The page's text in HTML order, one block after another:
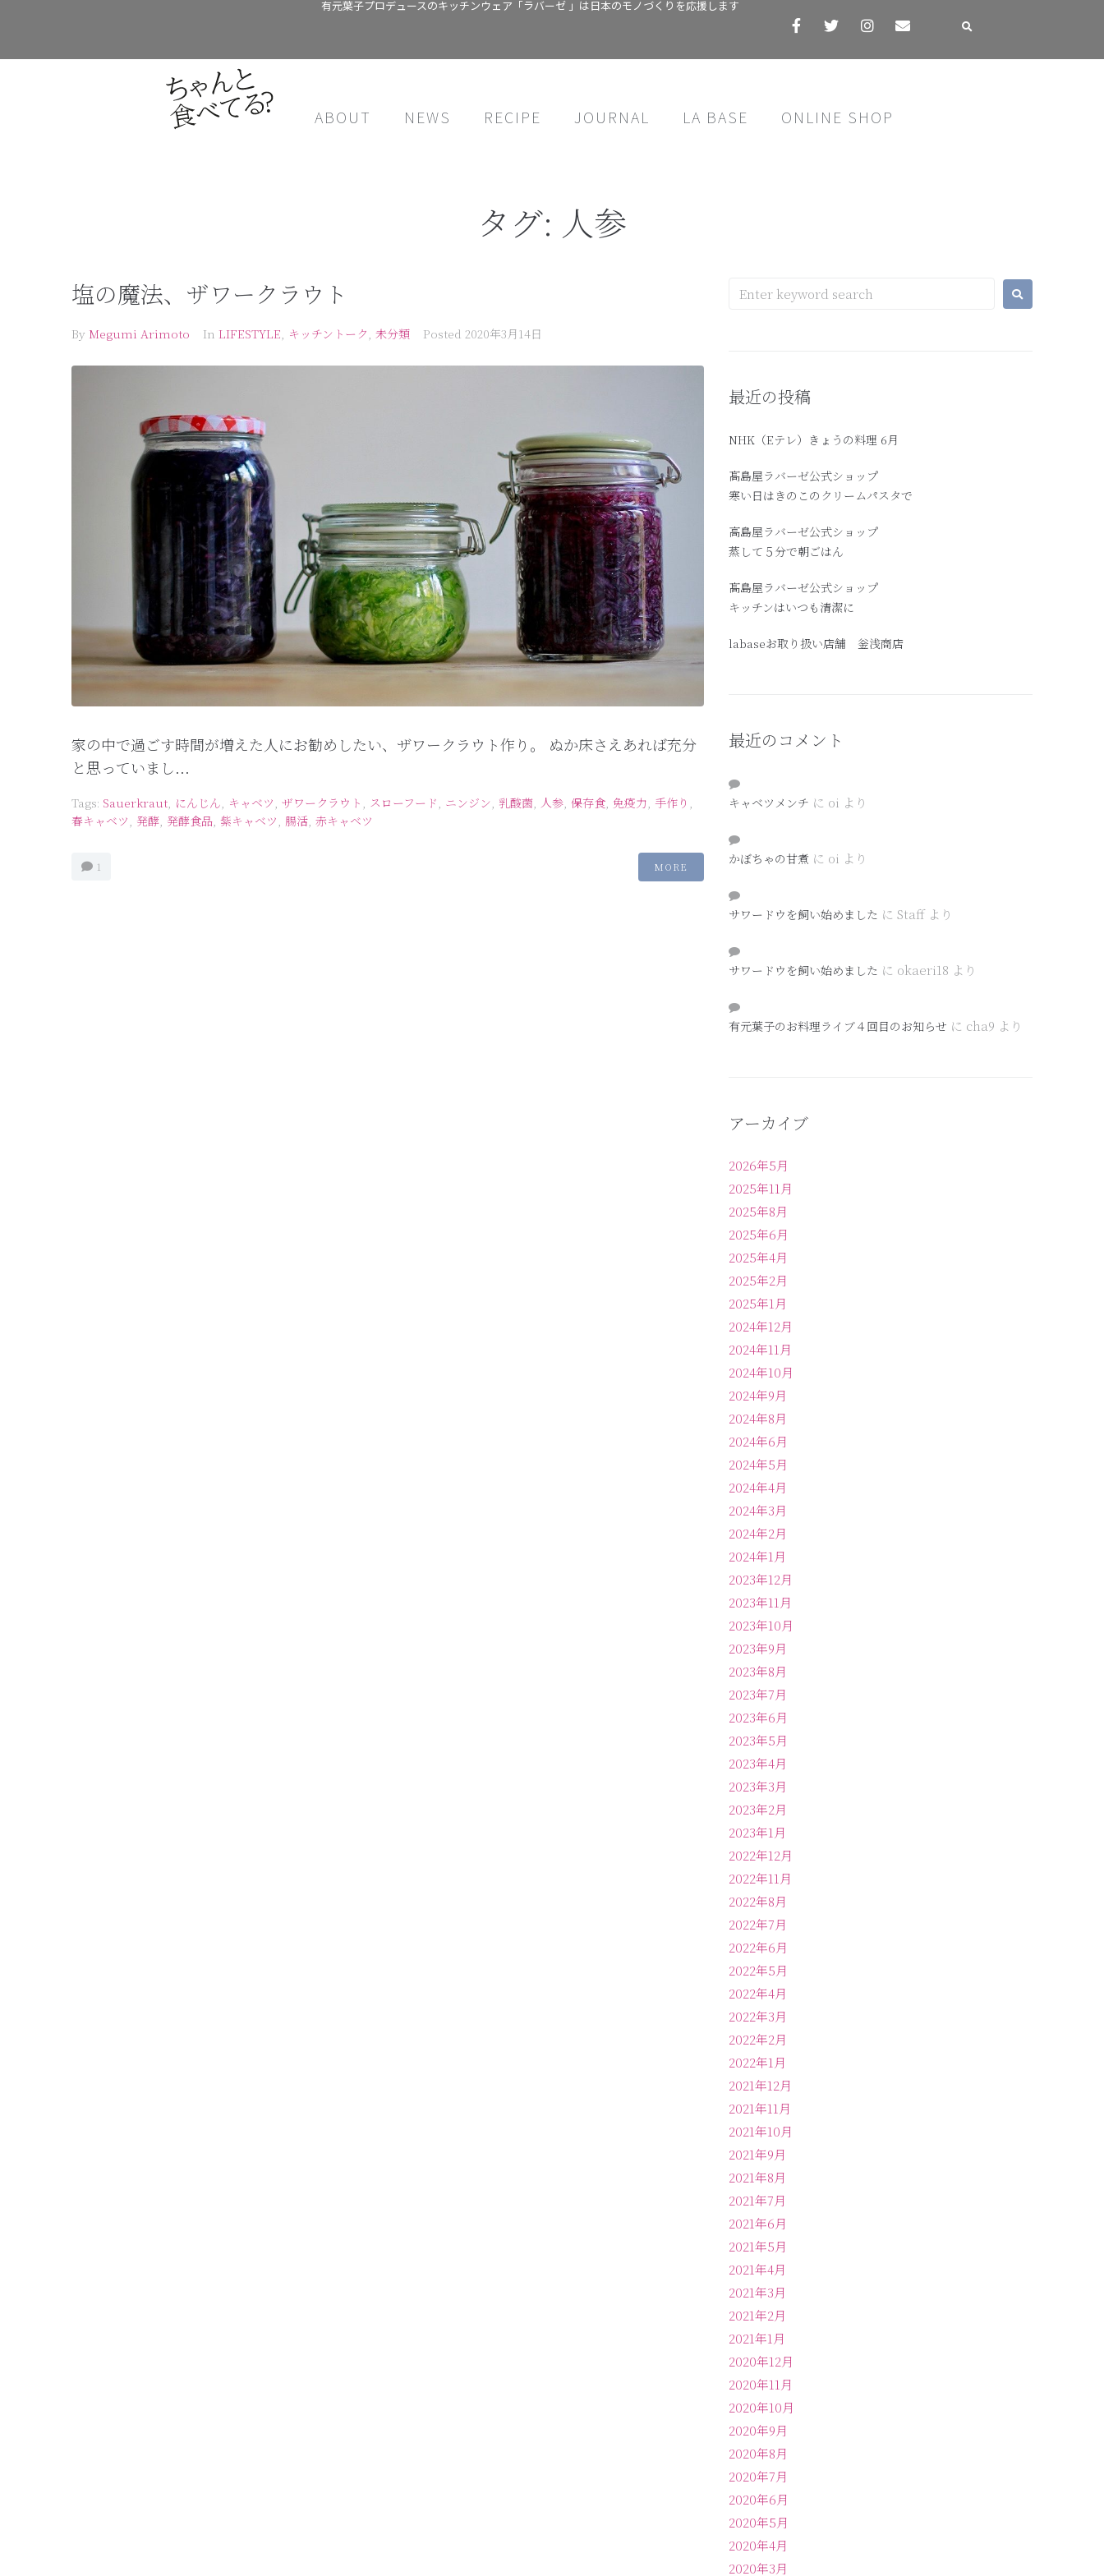
有元葉子プロデュースのキッチンウェア「ラバーゼ 」は日本のモノづくりを応援します
ABOUT NEWS RECIPE JOURNAL LA BASE ONLINE SHOP
タグ: 人参
塩の魔法、ザワークラウト
By Megumi Arimoto In LIFESTYLE, キッチントーク, 未分類 Posted 2020年3月14日
家の中で過ごす時間が増えた人にお勧めしたい、ザワークラウト作り。 ぬか床さえあれば充分
と思っていまし...
Tags: Sauerkraut, にんじん, キャベツ, ザワークラウト , スローフード, ニンジン, 乳酸菌, 人参, 保存食, 免疫力, 手作り ,
春キャベツ, 発酵, 発酵食品, 紫キャベツ, 腸活, 赤キャベツ
1 MORE
最近の投稿
NHK（Eテレ）きょうの料理 6月
髙島屋ラバーゼ公式ショップ
寒い日はきのこのクリームパスタで
高島屋ラバーゼ公式ショップ
蒸して５分で朝ごはん
髙島屋ラバーゼ公式ショップ
キッチンはいつも清潔に
labaseお取り扱い店舗 釡浅商店
最近のコメント
キャベツメンチ に oi より
かぼちゃの甘煮 に oi より
サワードウを飼い始めました に Staffより
サワードウを飼い始めました に okaeri18 より
有元葉子のお料理ライブ４回目のお知らせ に cha9 より
アーカイブ
2026年5月
2025年11月
2025年8月
2025年6月
2025年4月
2025年2月
2025年1月
2024年12月
2024年11月
2024年10月
2024年9月
2024年8月
2024年6月
2024年5月
2024年4月
2024年3月
2024年2月
2024年1月
2023年12月
2023年11月
2023年10月
2023年9月
2023年8月
2023年7月
2023年6月
2023年5月
2023年4月
2023年3月
2023年2月
2023年1月
2022年12月
2022年11月
2022年8月
2022年7月
2022年6月
2022年5月
2022年4月
2022年3月
2022年2月
2022年1月
2021年12月
2021年11月
2021年10月
2021年9月
2021年8月
2021年7月
2021年6月
2021年5月
2021年4月
2021年3月
2021年2月
2021年1月
2020年12月
2020年11月
2020年10月
2020年9月
2020年8月
2020年7月
2020年6月
2020年5月
2020年4月
2020年3月